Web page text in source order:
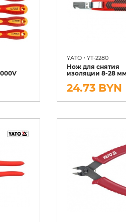
YATO •YT-2280
Нож для снятия
изоляции 8-28 мм
24.73 BYN